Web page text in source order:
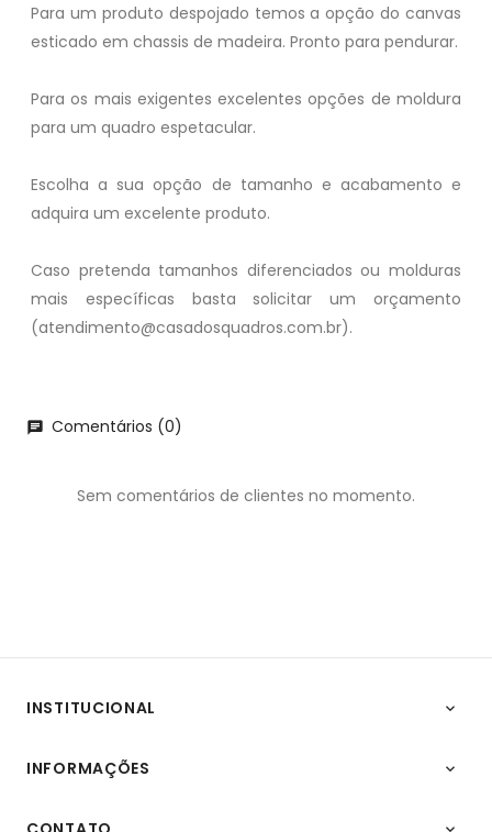
Para um produto despojado temos a opção do canvas
esticado em chassis de madeira. Pronto para pendurar.
Para os mais exigentes excelentes opções de moldura
para um quadro espetacular.
Escolha a sua opção de tamanho e acabamento e
adquira um excelente produto.
Caso pretenda tamanhos diferenciados ou molduras
mais específicas basta solicitar um orçamento
(atendimento@casadosquadros.com.br).
chat Comentários (0)
Sem comentários de clientes no momento.
INSTITUCIONAL 
INFORMAÇÕES 